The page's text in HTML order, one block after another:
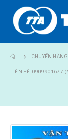
CHUYỂN
LIÊN HỆ: 0909901677